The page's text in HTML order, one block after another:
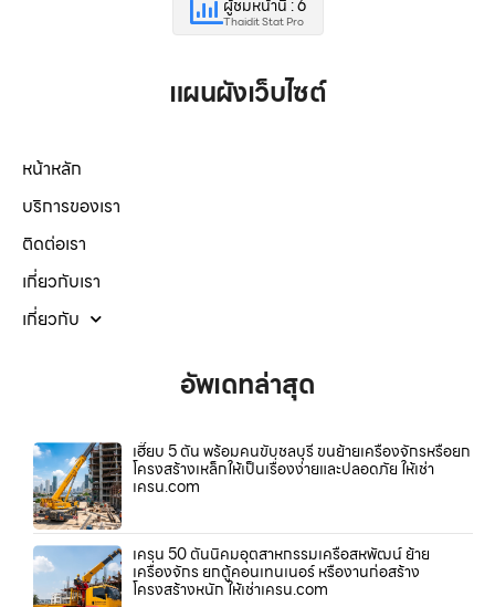
ผู้ชมหน้านี้ : 6
Thaidit Stat Pro
แผนผังเว็บไซต์
หน้าหลัก
บริการของเรา
ติดต่อเรา
เกี่ยวกับเรา
เกี่ยวกับ
อัพเดทล่าสุด
เฮี๊ยบ 5 ตัน พร้อมคนขับชลบุรี ขนย้ายเครื่องจักรหรือยก
โครงสร้างเหล็กให้เป็นเรื่องง่ายและปลอดภัย ให้เช่า
เครน.com
เครน 50 ตันนิคมอุตสาหกรรมเครือสหพัฒน์ ย้าย
เครื่องจักร ยกตู้คอนเทนเนอร์ หรืองานก่อสร้าง
โครงสร้างหนัก ให้เช่าเครน.com